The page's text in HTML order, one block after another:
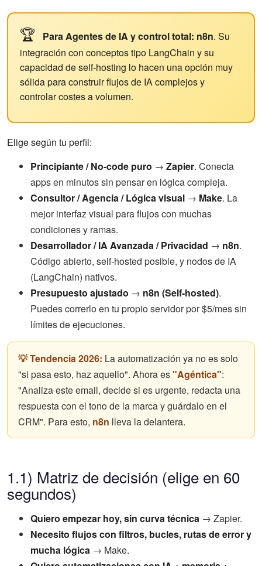
🏆 Para Agentes de IA y control total: n8n. Su
integración con conceptos tipo LangChain y su
capacidad de self-hosting lo hacen una opción muy
sólida para construir flujos de IA complejos y
controlar costes a volumen.
Elige según tu perfil:
Principiante / No-code puro → Zapier. Conecta
apps en minutos sin pensar en lógica compleja.
Consultor / Agencia / Lógica visual → Make. La
mejor interfaz visual para flujos con muchas
condiciones y ramas.
Desarrollador / IA Avanzada / Privacidad → n8n.
Código abierto, self-hosted posible, y nodos de IA
(LangChain) nativos.
Presupuesto ajustado → n8n (Self-hosted).
Puedes correrlo en tu propio servidor por $5/mes sin
límites de ejecuciones.
💡 Tendencia 2026: La automatización ya no es solo
"si pasa esto, haz aquello". Ahora es"Agéntica":
"Analiza este email, decide si es urgente, redacta una
respuesta con el tono de la marca y guárdalo en el
CRM". Para esto, n8n lleva la delantera.
1.1) Matriz de decisión (elige en 60
segundos)
Quiero empezar hoy, sin curva técnica → Zapier.
Necesito flujos con filtros, bucles, rutas de error y
mucha lógica → Make.